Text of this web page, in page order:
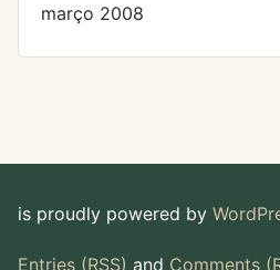
março 2008
is proudly powered by
Entries (RSS) and Comments